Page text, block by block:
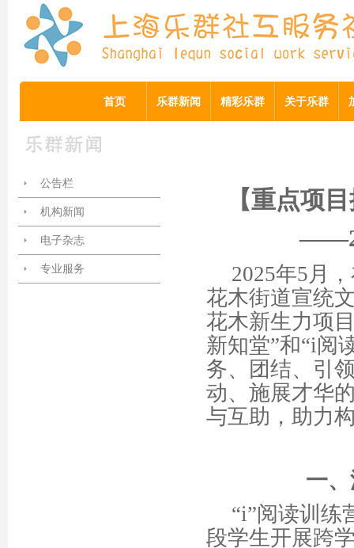
首页 乐群新闻 精彩乐群 关于乐群
公告栏
机构新闻
电子杂志
专业服务
【重点项
2025年5月
花木街道宣统
花木新生力项
新知堂”和“i阅
务、团结、引
动、施展才华
与互助，助力
一
“i”阅读训练
段学生开展跨